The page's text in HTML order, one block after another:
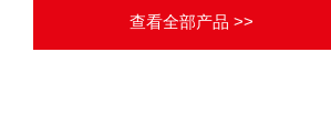
查看全部产品 >>